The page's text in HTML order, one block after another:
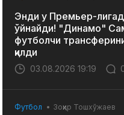
Энди у Премьер-
ўйнайди! "Динамо"
футболчи
қилди
03.08.2026 19:19
Футбол Зоҳир Тошхўжаев